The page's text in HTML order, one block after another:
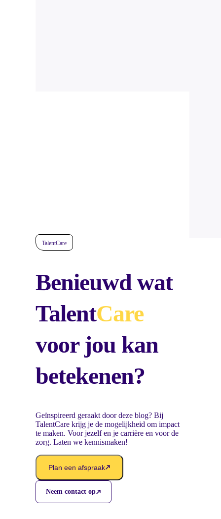
TalentCare
Benieuwd wat
TalentCare
voor jou kan
betekenen?
Geïnspireerd geraakt door deze blog? Bij
TalentCare krijg je de mogelijkheid om impact
te maken. Voor jezelf en je carrière en voor de
zorg. Laten we kennismaken!
Plan een afspraak
Neem contact op